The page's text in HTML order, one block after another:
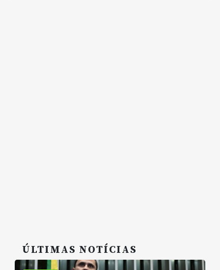
ÚLTIMAS NOTÍCIAS